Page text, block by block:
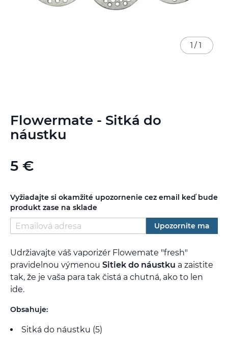
Flowermate - Sitká do
náustku
5 €
Vyžiadajte si okamžité upozornenie cez email keď bude
produkt zase na sklade
Upozornite ma
Udržiavajte váš vaporizér Flowemate "fresh"
pravidelnou výmenou Sitiek do náustku a zaistite
tak, že je vaša para tak čistá a chutná, ako to len
ide.
Obsahuje:
Sitká do náustku (5)
1 / 1
na
začiatok
galérie